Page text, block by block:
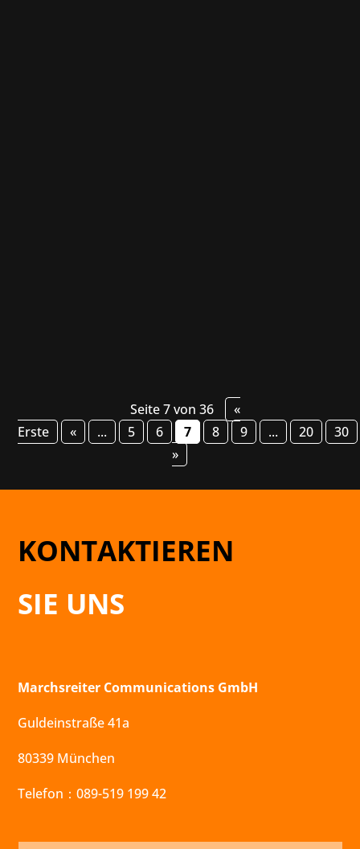
Seite 7 von 36
«
Erste
« ... 5 6 7 8 9 ... 20
30
»
KONTAKTIEREN
SIE UNS
Marchsreiter Communications GmbH
Guldeinstraße 41a
80339 München
Telefon：089-519 199 42